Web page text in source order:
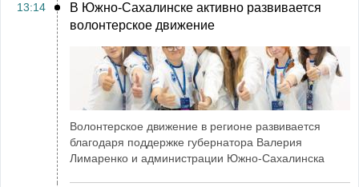
13:14
В Южно-Сахалинске активно развивается
волонтерское движение
Волонтерское движение в регионе развивается
благодаря поддержке губернатора Валерия
Лимаренко и администрации Южно-Сахалинска